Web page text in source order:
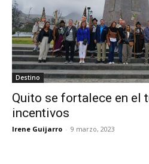
Destino
Quito se fortalece en el
incentivos
Irene Guijarro - 9 marzo, 2023